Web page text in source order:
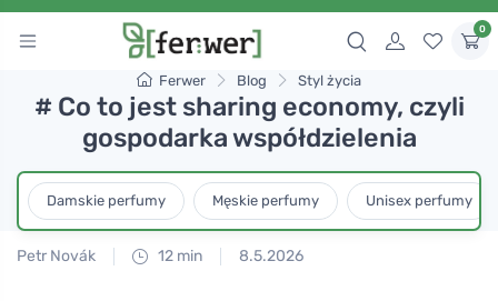
0
Ferwer Blog Styl życia
# Co to jest sharing economy, czyli
gospodarka współdzielenia
Damskie perfumy Męskie perfumy Unisex perfumy
Petr Novák 12 min 8.5.2026